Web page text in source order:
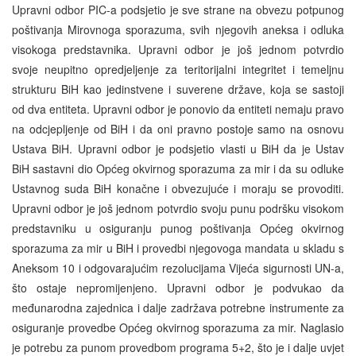
Upravni odbor PIC-a podsjetio je sve strane na obvezu potpunog
poštivanja Mirovnoga sporazuma, svih njegovih aneksa i odluka
visokoga predstavnika. Upravni odbor je još jednom potvrdio
svoje neupitno opredjeljenje za teritorijalni integritet i temeljnu
strukturu BiH kao jedinstvene i suverene države, koja se sastoji
od dva entiteta. Upravni odbor je ponovio da entiteti nemaju pravo
na odcjepljenje od BiH i da oni pravno postoje samo na osnovu
Ustava BiH. Upravni odbor je podsjetio vlasti u BiH da je Ustav
BiH sastavni dio Općeg okvirnog sporazuma za mir i da su odluke
Ustavnog suda BiH konačne i obvezujuće i moraju se provoditi.
Upravni odbor je još jednom potvrdio svoju punu podršku visokom
predstavniku u osiguranju punog poštivanja Općeg okvirnog
sporazuma za mir u BiH i provedbi njegovoga mandata u skladu s
Aneksom 10 i odgovarajućim rezolucijama Vijeća sigurnosti UN-a,
što ostaje nepromijenjeno. Upravni odbor je podvukao da
međunarodna zajednica i dalje zadržava potrebne instrumente za
osiguranje provedbe Općeg okvirnog sporazuma za mir. Naglasio
je potrebu za punom provedbom programa 5+2, što je i dalje uvjet